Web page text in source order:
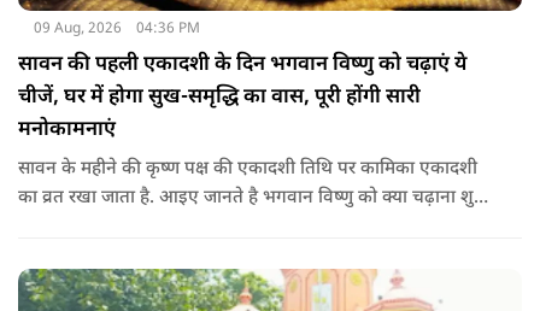
09 Aug, 2026 04:36 PM
सावन की पहली एकादशी के दिन भगवान विष्णु को चढ़ाएं ये
चीजें, घर में होगा सुख-समृद्धि का वास, पूरी होंगी सारी
मनोकामनाएं
सावन के महीने की कृष्ण पक्ष की एकादशी तिथि पर कामिका एकादशी
का व्रत रखा जाता है. आइए जानते है भगवान विष्णु को क्या चढ़ाना शुभ